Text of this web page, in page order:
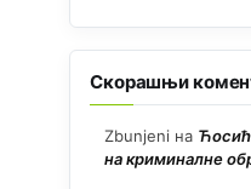
Скорашњи
Zbunjeni на
на криминалне